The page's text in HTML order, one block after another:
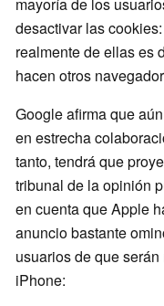
desactivar las
realmente de ellas es
hacen otros
Google afirma que
en estrecha
tanto, tendrá que
tribunal de la opinión
en cuenta que Apple
anuncio bastante
usuarios de que
iPhone: